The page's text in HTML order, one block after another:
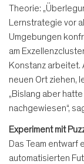
Theorie:
Lernstrategie vor
Umgebungen
am
Konstanz arbeitet.
neuen Ort ziehen,
„Bislang aber
nachgewiesen“,
Experiment mit
Das Team entwarf
automatisierten